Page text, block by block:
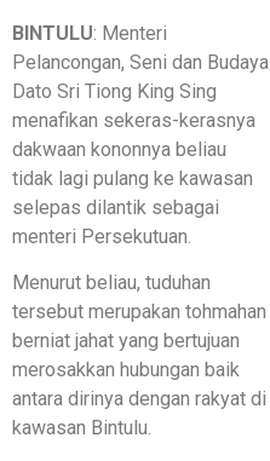
BINTULU: Menteri
Pelancongan, Seni dan Budaya
Dato Sri Tiong King Sing
menafikan sekeras-kerasnya
dakwaan kononnya beliau
tidak lagi pulang ke kawasan
selepas dilantik sebagai
menteri Persekutuan.
Menurut beliau, tuduhan
tersebut merupakan tohmahan
berniat jahat yang bertujuan
merosakkan hubungan baik
antara dirinya dengan rakyat di
kawasan Bintulu.